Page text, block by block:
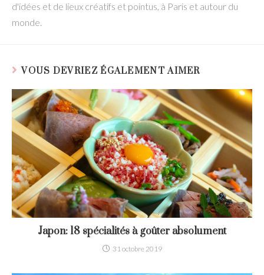
d'idées et de lieux créatifs et pointus, à Paris et autour du
monde.
VOUS DEVRIEZ ÉGALEMENT AIMER
Japon: 18 spécialités à goûter absolument
31 octobre 2019